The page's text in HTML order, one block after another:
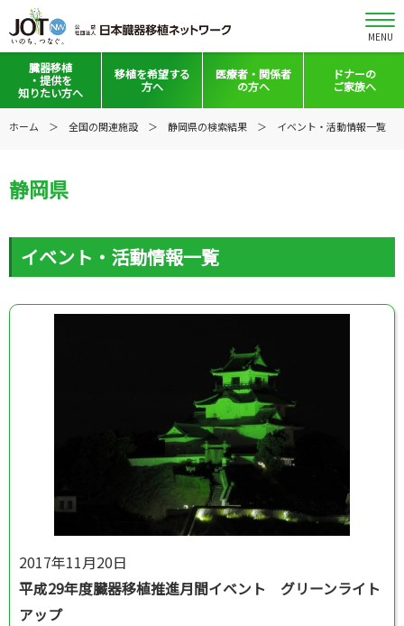
MENU
臓器移植
・提供を
知りたい方へ
移植と提供とは
日本の移植事情
普及啓発グッズ
全国の関連施設
移植を希望する
方へ
移植希望登録をお考えの方へ
医療者・ 関係者
の方へ
医療者向けお知らせ
会員の皆さまへ
映像ギャラリー
全国の関連施設
ドナーの
ご家族へ
ホーム 全国の関連施設 静岡県の検索結果 イベント・活動情報一覧
静岡県
イベント・活動情報一覧
2017年11月20日
平成29年度臓器移植推進月間イベント グリーンライト
アップ